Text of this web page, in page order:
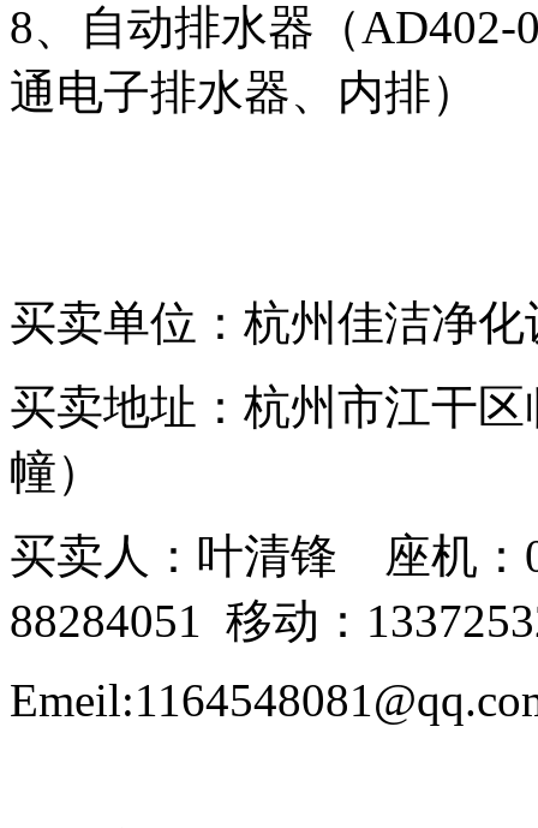
8、自动排水器（
通电子排水器、内排）
买卖单位：杭州佳洁净
买卖地址：杭州市江干
幢）
买卖人：叶清锋 座机：
88284051 移动：